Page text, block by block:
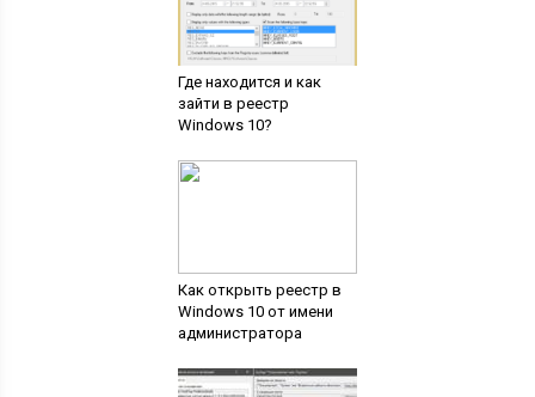
Где находится и как
зайти в реестр
Windows 10?
Как открыть реестр в
Windows 10 от имени
администратора